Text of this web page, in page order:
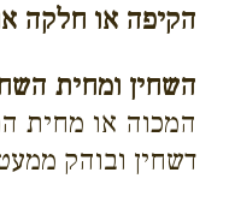
הקיפה או חלקה
השחין ומחית
המכוה או מחית
דשחין ובוהק